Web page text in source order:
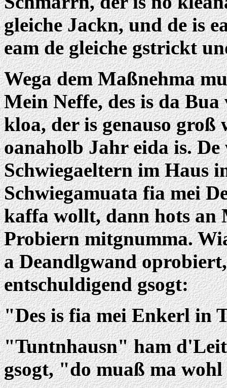
gleiche Jackn, und de is
eam de gleiche gstrickt
Wega dem Maßnehma
Mein Neffe, des is da Bua
kloa, der is genauso groß
oanaholb Jahr eida is. De
Schwiegaeltern im Haus
Schwiegamuata fia mei
kaffa wollt, dann hots an
Probiern mitgnumma.
a Deandlgwand
entschuldigend gsogt:
"Des is fia mei Enkerl in
"Tuntnhausn" ham
gsogt, "do muaß ma